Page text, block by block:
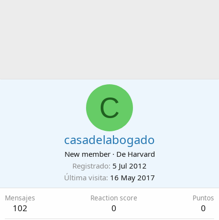
C
casadelabogado
New member · De Harvard
Registrado 5 Jul 2012
Última visita 16 May 2017
Mensajes
102
Reaction score
0
Puntos
0